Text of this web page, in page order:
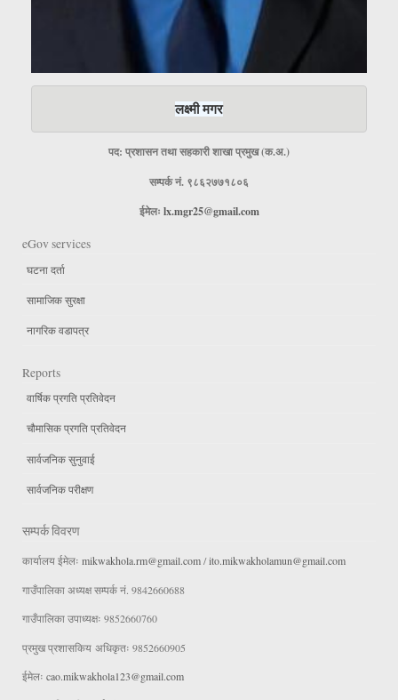
लक्ष्मी मगर
पद: प्रशासन तथा सहकारी शाखा प्रमुख (क.अ.)
सम्पर्क नं. ९८६२७७१८०६
ईमेलः lx.mgr25@gmail.com
eGov services
घटना दर्ता
सामाजिक सुरक्षा
नागरिक वडापत्र
Reports
वार्षिक प्रगति प्रतिवेदन
चौमासिक प्रगति प्रतिवेदन
सार्वजनिक सुनुवाई
सार्वजनिक परीक्षण
सम्पर्क विवरण
कार्यालय ईमेलः mikwakhola.rm@gmail.com/ito.mikwakholamun@gmail.com
गाउँपालिका अध्यक्ष सम्पर्क नं. 9842660688
गाउँपालिका उपाध्यक्षः 9852660760
प्रमुख प्रशासकिय अधिकृतः 9852660905
ईमेलः cao.mikwakhola123@gmail.com